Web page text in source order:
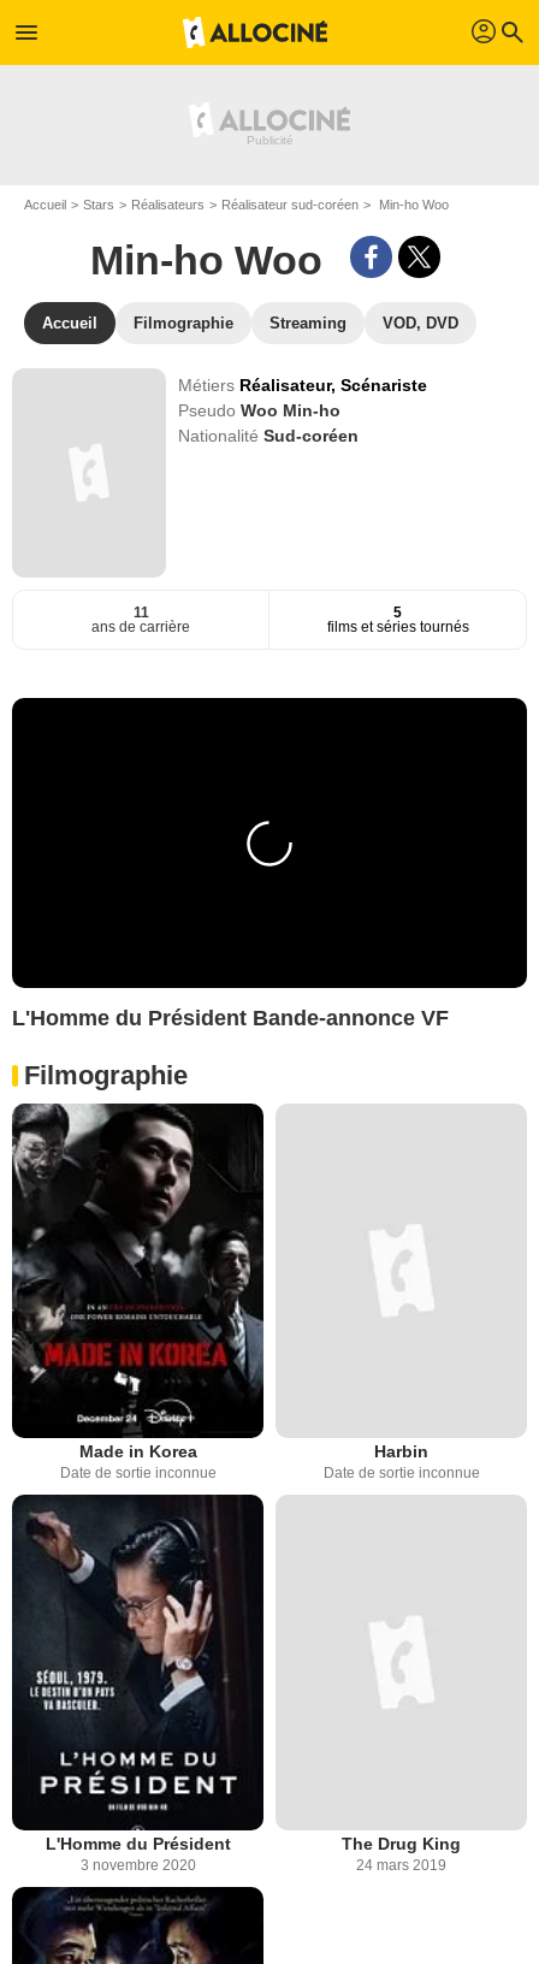
menu profil search
Accueil Stars Réalisateurs Réalisateur sud-coréen Min-ho Woo
Min-ho Woo
Accueil Filmographie Streaming VOD, DVD
Métiers Réalisateur,Scénariste
PseudoWoo Min-ho
NationalitéSud-coréen
11
ans de carrière
5
films et séries tournés
L'Homme du Président Bande-annonce VF
Filmographie
Made in Korea
Date de sortie inconnue
Harbin
Date de sortie inconnue
L'Homme du Président
3 novembre 2020
The Drug King
24 mars 2019